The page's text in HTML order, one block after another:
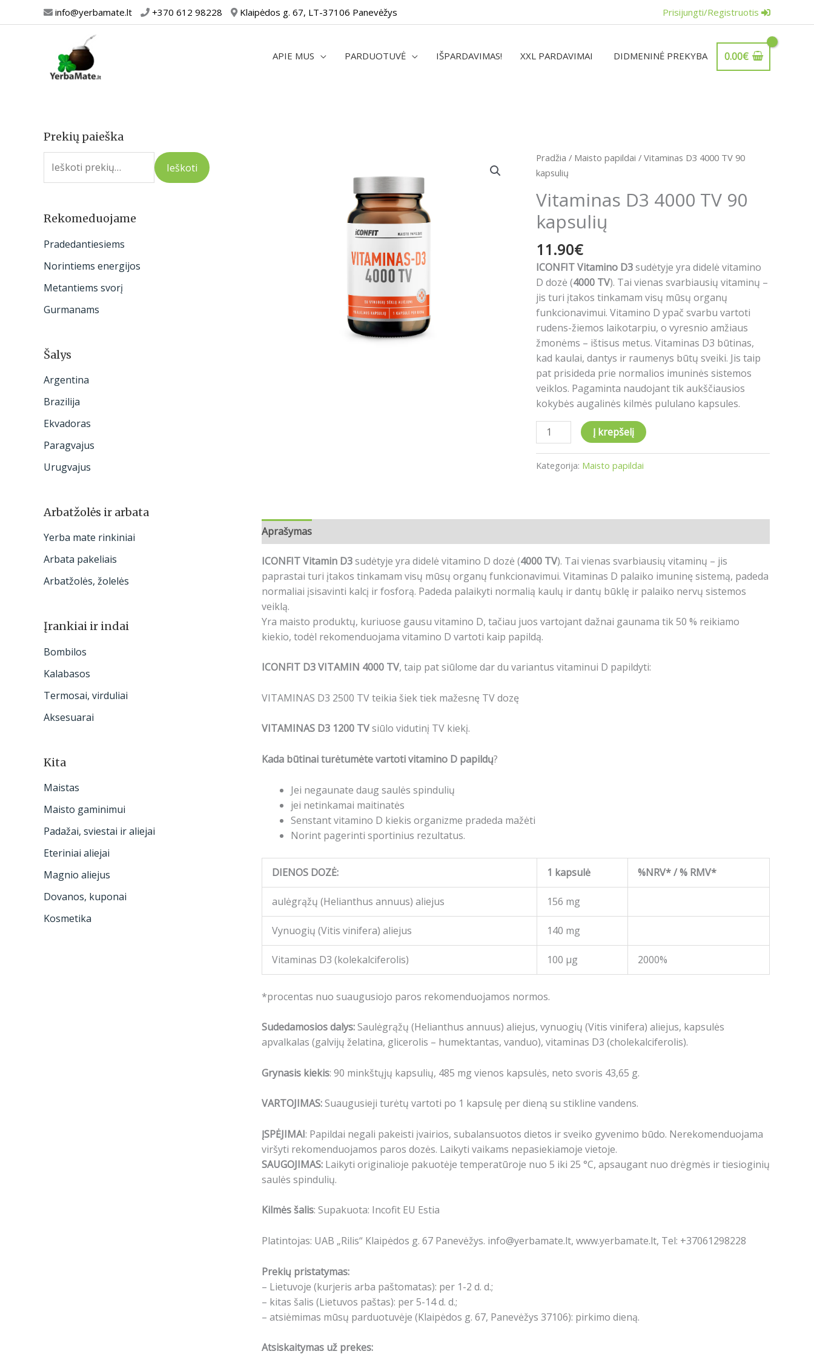
prie
info@yerbamate.lt +370 612 98228 Klaipėdos g. 67, LT-37106 Panevėžys Prisijungti/Registruotis
APIE MUS PARDUOTUVĖ IŠPARDAVIMAS! XXL PARDAVIMAI DIDMENINĖ PREKYBA 0.00€
Prekių paieška
I
e
o
:
Ieškoti
Rekomeduojame
Pradedantiesiems
Norintiems energijos
Metantiems svorį
Gurmanams
Šalys
Argentina
Brazilija
Ekvadoras
Paragvajus
Urugvajus
Arbatžolės ir arbata
Yerba mate rinkiniai
Arbata pakeliais
Arbatžolės, žolelės
Įrankiai ir indai
Bombilos
Kalabasos
Termosai, virduliai
Aksesuarai
Kita
Maistas
Maisto gaminimui
Padažai, sviestai ir aliejai
Eteriniai aliejai
Magnio aliejus
Dovanos, kuponai
Kosmetika
Pradžia / Maisto papildai / Vitaminas D3 4000 TV 90
kapsulių
Vitaminas D3 4000 TV 90
kapsulių
11.90€
ICONFIT Vitamino D3sudėtyje yra didelė vitamino
D dozė (4000 TV). Tai vienas svarbiausių vitaminų –
jis turi įtakos tinkamam visų mūsų organų
funkcionavimui. Vitamino D ypač svarbu vartoti
rudens-žiemos laikotarpiu, o vyresnio amžiaus
žmonėms – ištisus metus. Vitaminas D3 būtinas,
kad kaulai, dantys ir raumenys būtų sveiki. Jis taip
pat prisideda prie normalios imuninės sistemos
veiklos. Pagaminta naudojant tik aukščiausios
kokybės augalinės kilmės pululano kapsules.
produkto
kiekis:
D3
4000
TV
90
kapsulių
Į krepšelį
Kategorija: Maisto papildai
Aprašymas
ICONFIT Vitamin D3sudėtyje yra didelė vitamino D dozė (4000 TV). Tai vienas svarbiausių vitaminų – jis
paprastai turi įtakos tinkamam visų mūsų organų funkcionavimui. Vitaminas D palaiko imuninę sistemą, padeda
normaliai įsisavinti kalcį ir fosforą. Padeda palaikyti normalią kaulų ir dantų būklę ir palaiko nervų sistemos
veiklą.
Yra maisto produktų, kuriuose gausu vitamino D, tačiau juos vartojant dažnai gaunama tik 50 % reikiamo
kiekio, todėl rekomenduojama vitamino D vartoti kaip papildą.
ICONFIT D3 VITAMIN 4000 TV, taip pat siūlome dar du variantus vitaminui D papildyti:
VITAMINAS D3 2500 TV teikia šiek tiek mažesnę TV dozę
VITAMINAS D3 1200 TVsiūlo vidutinį TV kiekį.
Kada būtinai turėtumėte vartoti vitamino D papildų?
Jei negaunate daug saulės spindulių
jei netinkamai maitinatės
Senstant vitamino D kiekis organizme pradeda mažėti
Norint pagerinti sportinius rezultatus.
DIENOS DOZĖ: 1 kapsulė %NRV* / % RMV*
aulėgrąžų (Helianthus annuus) aliejus 156 mg
Vynuogių (Vitis vinifera) aliejus 140 mg
Vitaminas D3 (kolekalciferolis) 100 μg 2000%
*procentas nuo suaugusiojo paros rekomenduojamos normos.
Sudedamosios dalys:Saulėgrąžų (Helianthus annuus) aliejus, vynuogių (Vitis vinifera) aliejus, kapsulės
apvalkalas (galvijų želatina, glicerolis – humektantas, vanduo), vitaminas D3 (cholekalciferolis).
Grynasis kiekis: 90 minkštųjų kapsulių, 485 mg vienos kapsulės, neto svoris 43,65 g.
VARTOJIMAS:Suaugusieji turėtų vartoti po 1 kapsulę per dieną su stikline vandens.
ĮSPĖJIMAI: Papildai negali pakeisti įvairios, subalansuotos dietos ir sveiko gyvenimo būdo. Nerekomenduojama
viršyti rekomenduojamos paros dozės. Laikyti vaikams nepasiekiamoje vietoje.
SAUGOJIMAS: Laikyti originalioje pakuotėje temperatūroje nuo 5 iki 25 °C, apsaugant nuo drėgmės ir tiesioginių
saulės spindulių.
Kilmės šalis: Supakuota: Incofit EU Estia
Platintojas: UAB „Rilis“ Klaipėdos g. 67 Panevėžys. info@yerbamate.lt, www.yerbamate.lt, Tel: +37061298228
Prekių pristatymas:
– Lietuvoje (kurjeris arba paštomatas): per 1-2 d. d.;
– kitas šalis (Lietuvos paštas): per 5-14 d. d.;
– atsiėmimas mūsų parduotuvėje (Klaipėdos g. 67, Panevėžys 37106): pirkimo dieną.
Atsiskaitymas už prekes: